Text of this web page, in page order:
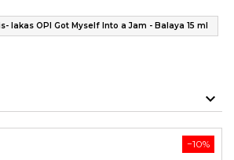
lakas OPI Got Myself Into a Jam - Balaya 15 ml
−10%